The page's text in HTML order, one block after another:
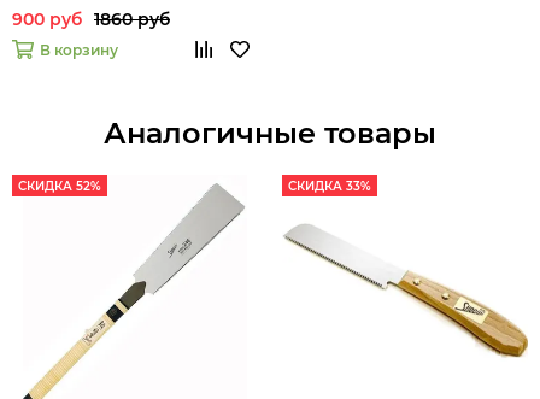
900 руб 1860 руб
В корзину
Аналогичные товары
СКИДКА 52% СКИДКА 33%